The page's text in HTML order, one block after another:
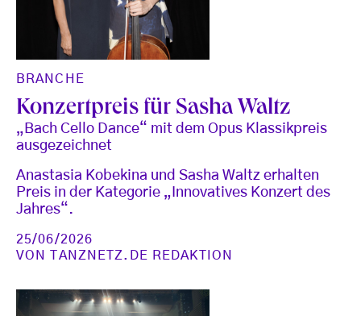
BRANCHE
Konzertpreis für Sasha Waltz
„Bach Cello Dance“ mit dem Opus Klassikpreis
ausgezeichnet
Anastasia Kobekina und Sasha Waltz erhalten
Preis in der Kategorie „Innovatives Konzert des
Jahres“.
25/06/2026
VONTANZNETZ.DE REDAKTION